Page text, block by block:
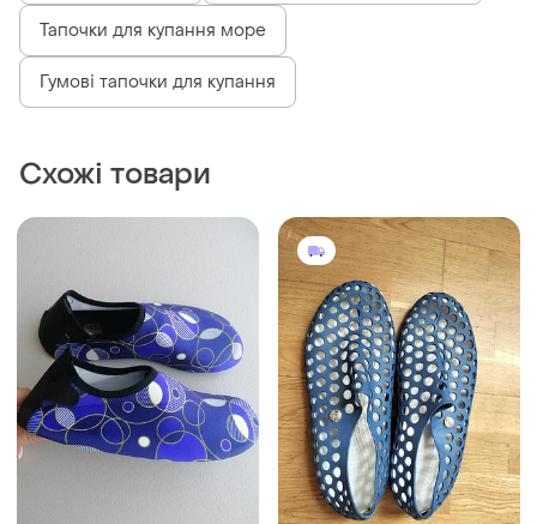
Тапочки для купання море
Гумові тапочки для купання
Схожі товари